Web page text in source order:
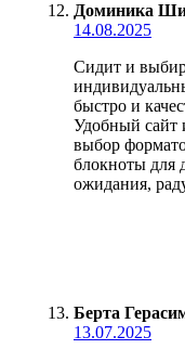
Доминика
14.08.2025
Сидит и
быстро и
Удобный сайт
выбор
блокноты для
ожидания,
Берта
13.07.2025